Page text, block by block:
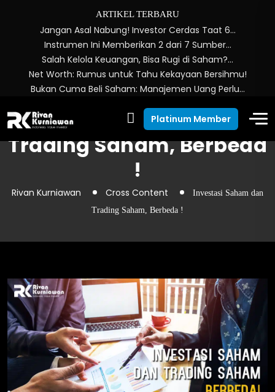
ARTIKEL TERBARU
Jangan Asal Nabung! Investor Cerdas Taat 6…
Instrumen Ini Memberikan 2 dari 7 Sumber…
Salah Kelola Keuangan, Bisa Rugi di Saham?…
Net Worth: Rumus untuk Tahu Kekayaan Bersihmu!
Bukan Cuma Beli Saham: Manajemen Uang Perlu…
Platinum Member
Investasi Saham dan
Trading Saham, Berbeda
!
Rivan Kurniawan Cross Content
Investasi Saham dan
Trading Saham, Berbeda !